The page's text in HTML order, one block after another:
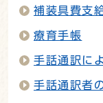
補装具費支
療育手帳
手話通訳に
手話通訳者